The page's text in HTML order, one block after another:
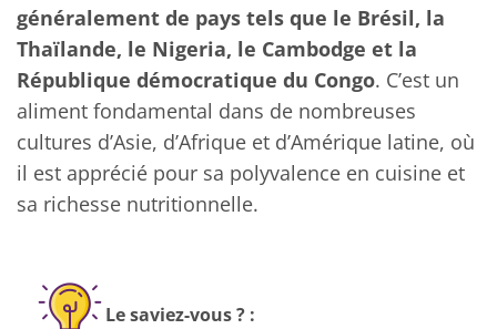
généralement de pays tels que le Brésil, la
Thaïlande, le Nigeria, le Cambodge et la
République démocratique du Congo. C’est un
aliment fondamental dans de nombreuses
cultures d’Asie, d’Afrique et d’Amérique latine, où
il est apprécié pour sa polyvalence en cuisine et
sa richesse nutritionnelle.
Le saviez-vous ? :